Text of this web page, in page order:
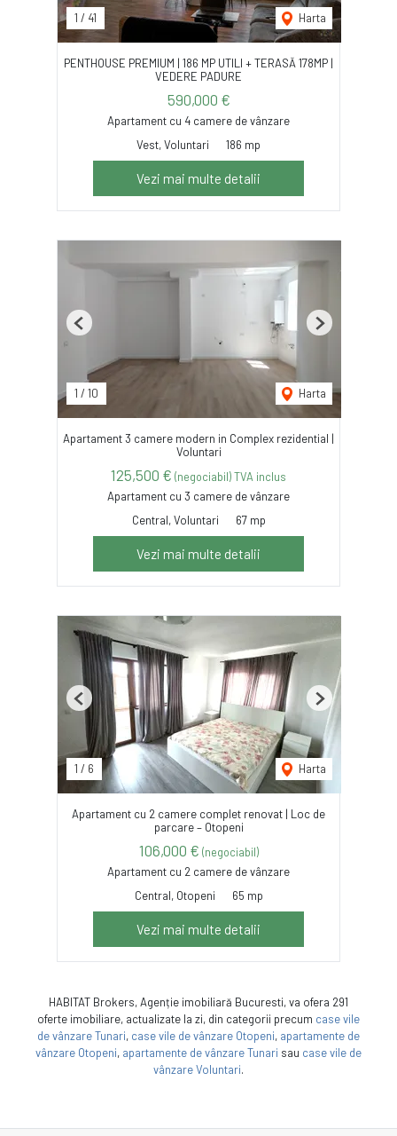
1 / 41 Harta
PENTHOUSE PREMIUM | 186 MP UTILI + TERASĂ 178MP |
VEDERE PADURE
590,000 €
Apartament cu 4 camere de vânzare
Vest, Voluntari
186 mp
Vezi mai multe detalii
1 / 10 Harta
Previous Next
Apartament 3 camere modern in Complex rezidential |
Voluntari
125,500 € (negociabil) TVA inclus
Apartament cu 3 camere de vânzare
Central, Voluntari
67 mp
Vezi mai multe detalii
1 / 6 Harta
Previous Next
Apartament cu 2 camere complet renovat | Loc de
parcare – Otopeni
106,000 € (negociabil)
Apartament cu 2 camere de vânzare
Central, Otopeni
65 mp
Vezi mai multe detalii
HABITAT Brokers, Agenție imobiliară Bucuresti, va ofera 291
oferte imobiliare, actualizate la zi, din categorii precum case vile
de vânzare Tunari, case vile de vânzare Otopeni, apartamente de
vânzare Otopeni, apartamente de vânzare Tunari sau case vile de
vânzare Voluntari.